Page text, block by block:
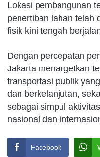
Lokasi pembangunan
penertiban lahan telah
fisik kini tengah
Dengan percepatan
Jakarta menargetkan
transportasi publik
dan berkelanjutan,
sebagai simpul
nasional dan
Facebook